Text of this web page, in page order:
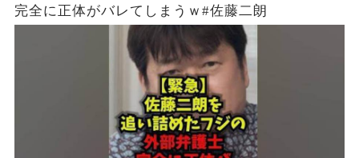
完全に正体がバレてしまうｗ#佐藤二朗